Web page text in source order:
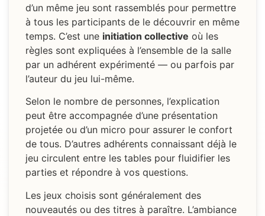
d’un même jeu sont rassemblés pour permettre
à tous les participants de le découvrir en même
temps. C’est une initiation collective où les
règles sont expliquées à l’ensemble de la salle
par un adhérent expérimenté — ou parfois par
l’auteur du jeu lui-même.
Selon le nombre de personnes, l’explication
peut être accompagnée d’une présentation
projetée ou d’un micro pour assurer le confort
de tous. D’autres adhérents connaissant déjà le
jeu circulent entre les tables pour fluidifier les
parties et répondre à vos questions.
Les jeux choisis sont généralement des
nouveautés ou des titres à paraître. L’ambiance